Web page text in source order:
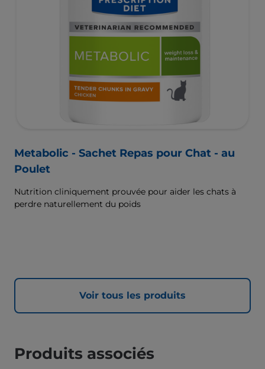
Metabolic - Sachet Repas pour Chat - au
Poulet
Nutrition cliniquement prouvée pour aider les chats à
perdre naturellement du poids
Voir tous les produits
Produits associés